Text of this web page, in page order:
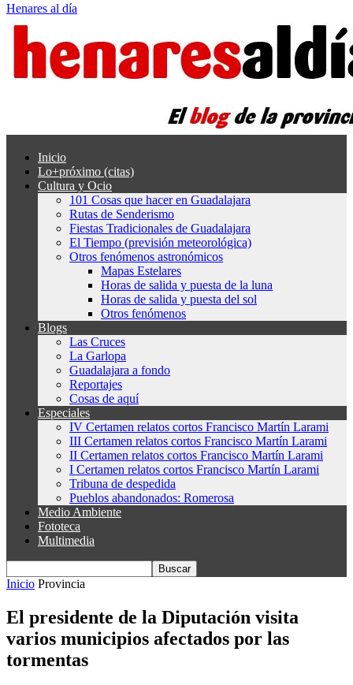
Henares al día
Inicio
Lo+próximo (citas)
Cultura y Ocio
101 Cosas que hacer en Guadalajara
Rutas de Senderismo
Fiestas Tradicionales de Guadalajara
El Tiempo (previsión meteorológica)
Otros fenómenos astronómicos
Mapas Estelares
Horas de salida y puesta de la luna
Horas de salida y puesta del sol
Otros fenómenos
Blogs
Las Cruces
La Garlopa
Guadalajara a fondo
Reportajes
Cosas de aquí
Especiales
IV Certamen relatos cortos Francisco Martín Larami
III Certamen relatos cortos Francisco Martín Larami
II Certamen relatos cortos Francisco Martín Larami
I Certamen relatos cortos Francisco Martín Larami
Tribuna de despedida
Pueblos abandonados: Romerosa
Medio Ambiente
Fototeca
Multimedia
Inicio Provincia
El presidente de la Diputación visita
varios municipios afectados por las
tormentas